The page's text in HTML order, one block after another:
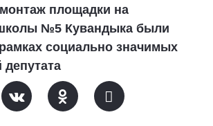
площадки на
№5 Кувандыка были
социально значимых